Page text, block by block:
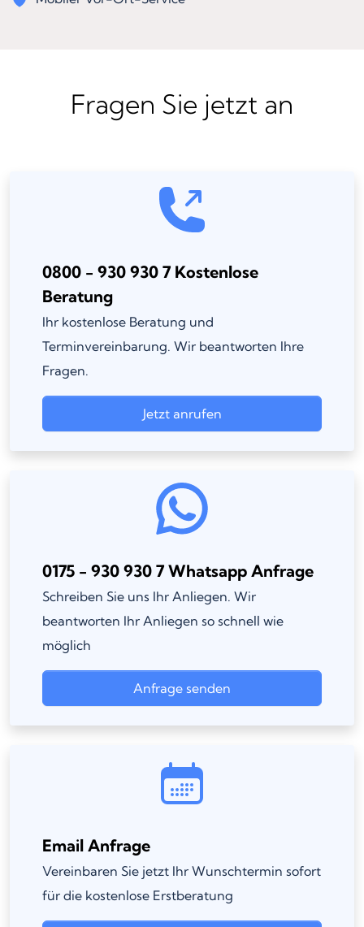
Fragen Sie jetzt an
0800 - 930 930 7 Kostenlose
Beratung
Ihr kostenlose Beratung und
Terminvereinbarung. Wir beantworten Ihre
Fragen.
Jetzt anrufen
0175 - 930 930 7 Whatsapp Anfrage
Schreiben Sie uns Ihr Anliegen. Wir
beantworten Ihr Anliegen so schnell wie
möglich
Anfrage senden
Email Anfrage
Vereinbaren Sie jetzt Ihr Wunschtermin sofort
für die kostenlose Erstberatung